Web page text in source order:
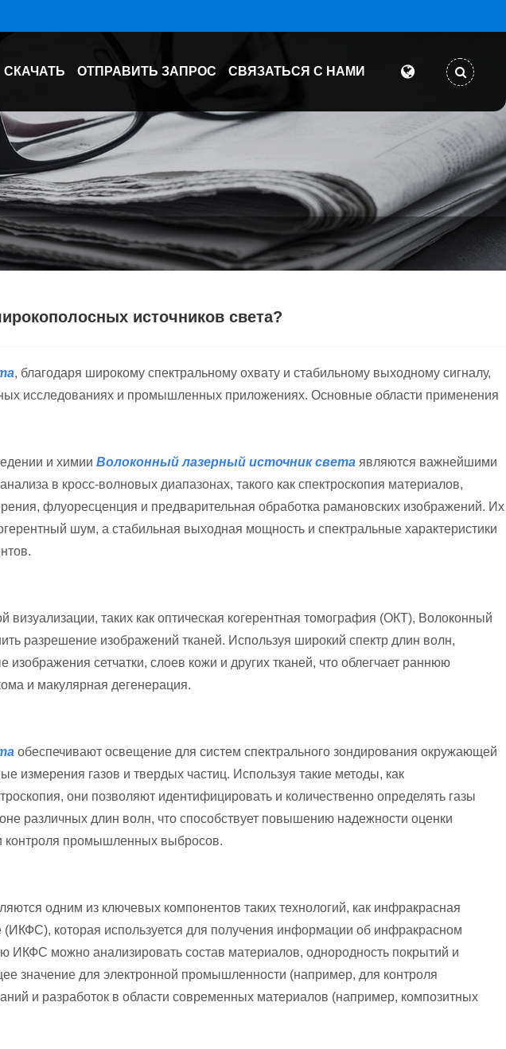
СКАЧАТЬ ОТПРАВИТЬ ЗАПРОС СВЯЗАТЬСЯ С НАМИ
источников света?
, благодаря широкому спектральному охвату и стабильному выходному сигналу,
исследованиях и промышленных приложениях. Основные области применения
и химии Волоконный лазерный источник света являются важнейшими
в кросс-волновых диапазонах, такого как спектроскопия материалов,
флуоресценция и предварительная обработка рамановских изображений. Их
шум, а стабильная выходная мощность и спектральные характеристики
визуализации, таких как оптическая когерентная томография (ОКТ), Волоконный
разрешение изображений тканей. Используя широкий спектр длин волн,
сетчатки, слоев кожи и других тканей, что облегчает раннюю
и макулярная дегенерация.
обеспечивают освещение для систем спектрального зондирования окружающей
измерения газов и твердых частиц. Используя такие методы, как
они позволяют идентифицировать и количественно определять газы
различных длин волн, что способствует повышению надежности оценки
контроля промышленных выбросов.
одним из ключевых компонентов таких технологий, как инфракрасная
(ИКФС), которая используется для получения информации об инфракрасном
ИКФС можно анализировать состав материалов, однородность покрытий и
значение для электронной промышленности (например, для контроля
и разработок в области современных материалов (например, композитных